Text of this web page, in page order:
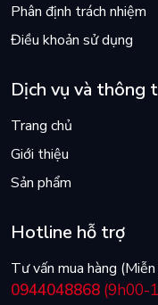
Phân định trách nhiệm
Điều khoản sử dụng
Dịch vụ và thông
Trang chủ
Giới thiệu
Sản phẩm
Hotline hỗ trợ
Tư vấn mua hàng (Miễn
0944048868 (9h00-